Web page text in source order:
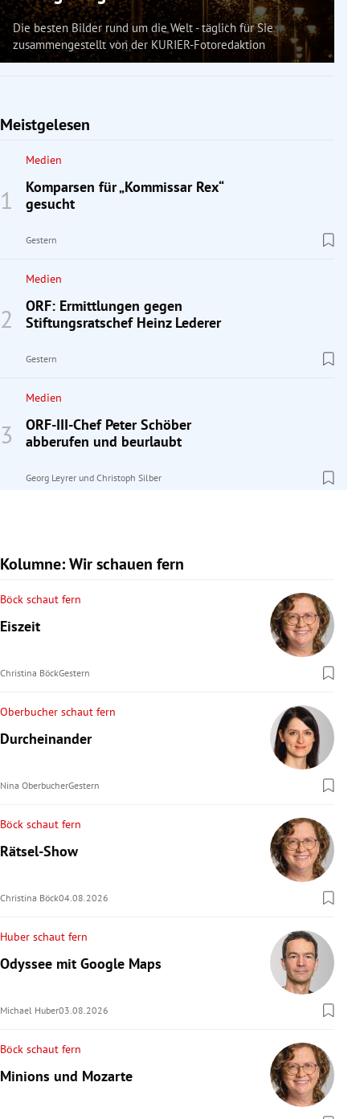
Die besten Bilder rund um die Welt - täglich für Sie
zusammengestellt von der KURIER-Fotoredaktion
Meistgelesen
Medien
Komparsen für „Kommissar Rex“
gesucht
Gestern
Medien
ORF: Ermittlungen gegen
Stiftungsratschef Heinz Lederer
Gestern
Medien
ORF-III-Chef Peter Schöber
abberufen und beurlaubt
Georg Leyrer und Christoph Silber
Kolumne: Wir schauen fern
Böck schaut fern
Eiszeit
Christina BöckGestern
Oberbucher schaut fern
Durcheinander
Nina OberbucherGestern
Böck schaut fern
Rätsel-Show
Christina Böck04.08.2026
Huber schaut fern
Odyssee mit Google Maps
Michael Huber03.08.2026
Böck schaut fern
Minions und Mozarte